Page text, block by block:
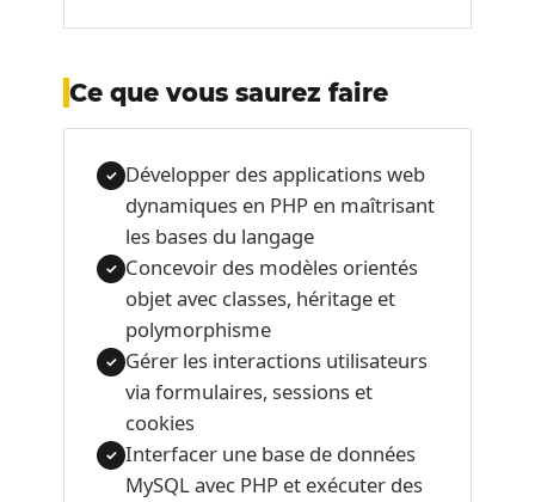
Ce que vous saurez faire
✓ Développer des applications web
dynamiques en PHP en maîtrisant
les bases du langage
✓ Concevoir des modèles orientés
objet avec classes, héritage et
polymorphisme
✓ Gérer les interactions utilisateurs
via formulaires, sessions et
cookies
✓ Interfacer une base de données
MySQL avec PHP et exécuter des